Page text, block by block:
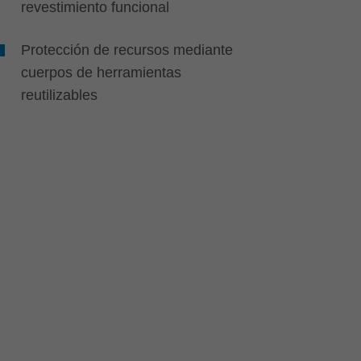
revestimiento funcional
Protección de recursos mediante
cuerpos de herramientas
reutilizables